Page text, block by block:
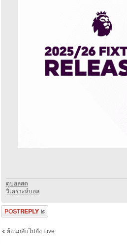
ดูบอลสด
วิเคราะห์บอล
ตอบกระทู้
ย้อนกลับไปยัง Live